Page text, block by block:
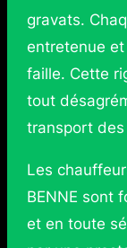
gravats.
entretenue
faille. Cette
tout
transport
Les
BENNE sont
et en toute